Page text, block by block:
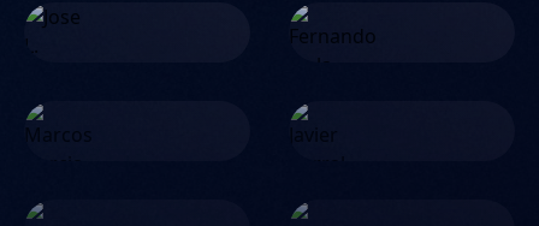
Fernando de la Rosa
Marcos Garcia